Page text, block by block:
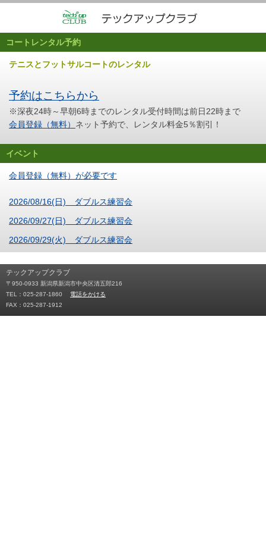
コートレンタル予約
テニスとフットサルコートのレンタル
予約はこちらから
※深夜24時～早朝6時までのレンタル受付時間は前日22時まで
会員登録（無料） ネット予約で、レンタル料金5％割引！
イベント
会員登録（無料）が必要です
2026/08/16(日) ダブルス練習会
2026/09/27(日) ダブルス練習会
2026/09/29(火) ダブルス練習会
テックアップクラブ
〒950-0933 新潟県新潟市中央区清五郎216
TEL：025-287-1860 電話をかける
FAX：025-287-1912